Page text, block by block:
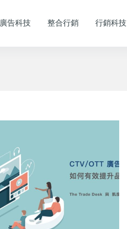
廣告科技 整合行銷 行銷科技